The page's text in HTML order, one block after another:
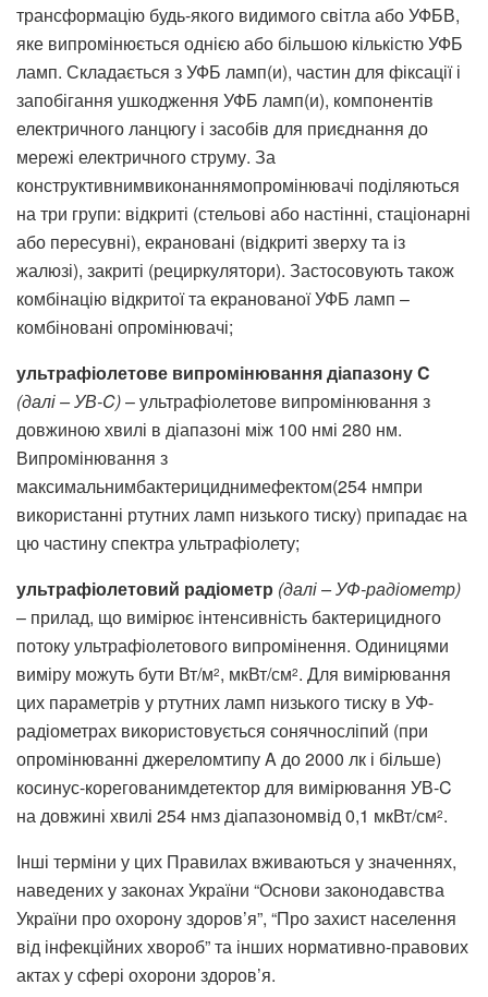
трансформацію будь-якого видимого світла або УФБВ,
яке випромінюється однією або більшою кількістю УФБ
ламп. Складається з УФБ ламп(и), частин для фіксації і
запобігання ушкодження УФБ ламп(и), компонентів
електричного ланцюгу і засобів для приєднання до
мережі електричного струму. За
конструктивнимвиконаннямопромінювачі поділяються
на три групи: відкриті (стельові або настінні, стаціонарні
або пересувні), екрановані (відкриті зверху та із
жалюзі), закриті (рециркулятори). Застосовують також
комбінацію відкритої та екранованої УФБ ламп –
комбіновані опромінювачі;
ультрафіолетове випромінювання діапазону C
(далі – УВ-C)– ультрафіолетове випромінювання з
довжиною хвилі в діапазоні між 100 нмі 280 нм.
Випромінювання з
максимальнимбактерициднимефектом(254 нмпри
використанні ртутних ламп низького тиску) припадає на
цю частину спектра ультрафіолету;
ультрафіолетовий радіометр (далі – УФ-радіометр)
– прилад, що вимірює інтенсивність бактерицидного
потоку ультрафіолетового випромінення. Одиницями
виміру можуть бути Вт/м2, мкВт/см2. Для вимірювання
цих параметрів у ртутних ламп низького тиску в УФ-
радіометрах використовується сонячносліпий (при
опромінюванні джереломтипу A до 2000 лк і більше)
косинус-корегованимдетектор для вимірювання УВ-C
на довжині хвилі 254 нмз діапазономвід 0,1 мкВт/см2.
Інші терміни у цих Правилах вживаються у значеннях,
наведених у законах України “Основи законодавства
України про охорону здоров’я”, “Про захист населення
від інфекційних хвороб” та інших нормативно-правових
актах у сфері охорони здоров’я.